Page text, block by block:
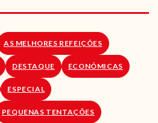
LOJA ONLINE
BLOG
AS MELHORES REFEIÇÕES
DESTAQUE ECONÓMICAS
ESPECIAL
PEQUENAS TENTAÇÕES